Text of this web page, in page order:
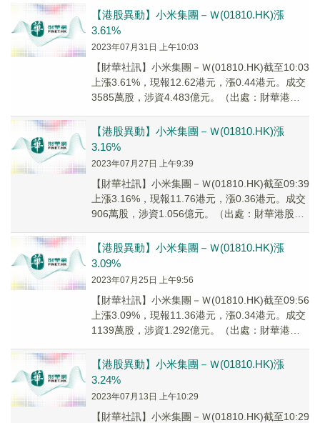
【港股異動】小米集團－Ｗ(01810.HK)漲
3.61%
2023年07月31日 上午10:03
【財華社訊】小米集團－Ｗ(01810.HK)截至10:03
上漲3.61%，現報12.62港元，漲0.44港元。成交
3585萬股，涉資4.483億元。（出處：財華港股
【港股異動】小米集團－Ｗ(01810.HK)漲
3.16%
2023年07月27日 上午9:39
【財華社訊】小米集團－Ｗ(01810.HK)截至09:39
上漲3.16%，現報11.76港元，漲0.36港元。成交
906萬股，涉資1.056億元。（出處：財華港股智
【港股異動】小米集團－Ｗ(01810.HK)漲
3.09%
2023年07月25日 上午9:56
【財華社訊】小米集團－Ｗ(01810.HK)截至09:56
上漲3.09%，現報11.36港元，漲0.34港元。成交
1139萬股，涉資1.292億元。（出處：財華港股
【港股異動】小米集團－Ｗ(01810.HK)漲
3.24%
2023年07月13日 上午10:29
【財華社訊】小米集團－Ｗ(01810.HK)截至10:29